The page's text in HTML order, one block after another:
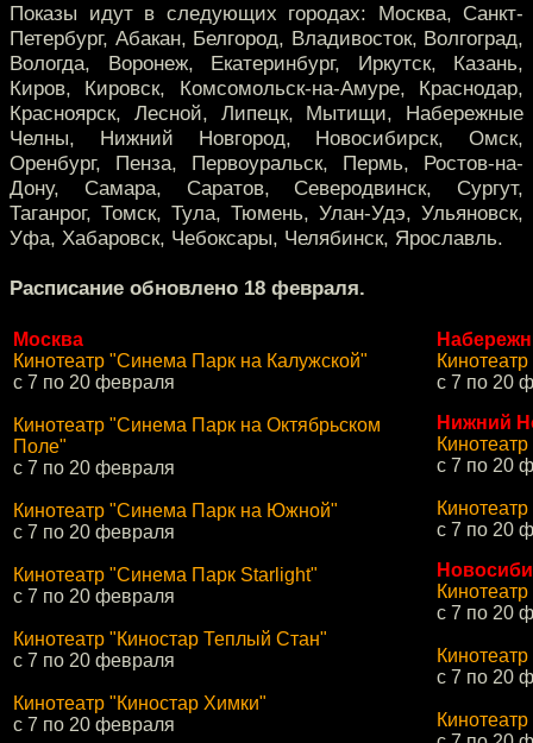
Показы идут в следующих городах: Москва, Санкт-
Петербург, Абакан, Белгород, Владивосток, Волгоград,
Вологда, Воронеж, Екатеринбург, Иркутск, Казань,
Киров, Кировск, Комсомольск-на-Амуре, Краснодар,
Красноярск, Лесной, Липецк, Мытищи, Набережные
Челны, Нижний Новгород, Новосибирск, Омск,
Оренбург, Пенза, Первоуральск, Пермь, Ростов-на-
Дону, Самара, Саратов, Северодвинск, Cургут,
Таганрог, Томск, Тула, Тюмень, Улан-Удэ, Ульяновск,
Уфа, Хабаровск, Чебоксары, Челябинск, Ярославль.
Расписание обновлено 18 февраля.
Москва
Кинотеатр "Синема Парк на Калужской"
с 7 по 20 февраля
Кинотеатр "Синема Парк на Октябрьском
Поле"
с 7 по 20 февраля
Кинотеатр "Синема Парк на Южной"
с 7 по 20 февраля
Кинотеатр "Синема Парк Starlight"
с 7 по 20 февраля
Кинотеатр "Киностар Теплый Стан"
с 7 по 20 февраля
Кинотеатр "Киностар Химки"
с 7 по 20 февраля
с 7 по 20
Нижний
с 7 по 20
с 7 по 20
с 7 по 20
с 7 по 20